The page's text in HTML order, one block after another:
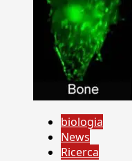
biologia
News
Ricerca